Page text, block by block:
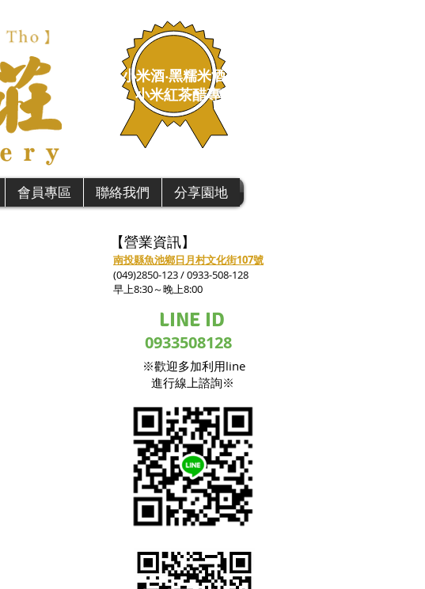
小米酒‧黑糯米酒‧酵素.
小米紅茶醋專賣店
會員專區 聯絡我們 分享園地
【營業資訊】
南投縣魚池鄉日月村文化街107號
(049)2850-123 / 0933-508-128
早上8:30～晚上8:00
LINE ID
0933508128
※歡迎多加利用line
進行線上諮詢※